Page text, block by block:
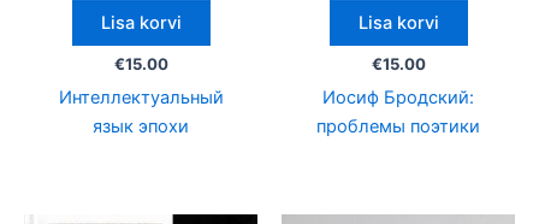
Lisa korvi
€15.00
Интеллектуальный
язык эпохи
Lisa korvi
€15.00
Иосиф Бродский:
проблемы поэтики